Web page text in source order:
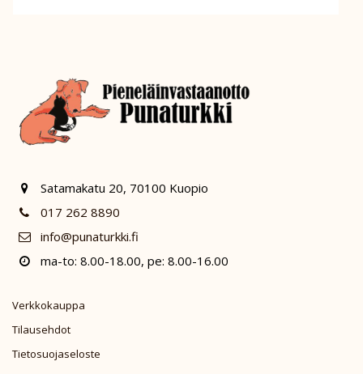
Satamakatu 20, 70100 Kuopio
017 262 8890
info@punaturkki.fi
ma-to: 8.00-18.00, pe: 8.00-16.00
Verkkokauppa
Tilausehdot
Tietosuojaseloste